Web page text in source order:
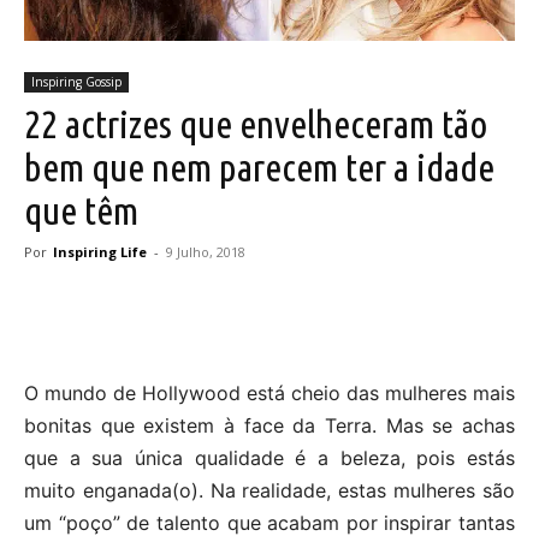
Inspiring Gossip
22 actrizes que envelheceram tão
bem que nem parecem ter a idade
que têm
Por Inspiring Life - 9 Julho, 2018
O mundo de Hollywood está cheio das mulheres mais
bonitas que existem à face da Terra. Mas se achas
que a sua única qualidade é a beleza, pois estás
muito enganada(o). Na realidade, estas mulheres são
um “poço” de talento que acabam por inspirar tantas